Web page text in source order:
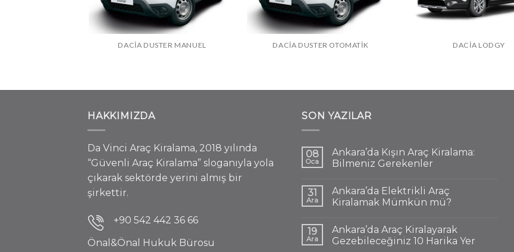
DACIA DUSTER MANUEL DACIA DUSTER OTOMATIK DACIA LODGY
HAKKIMIZDA
Da Vinci Araç Kiralama, 2018 yılında
“Güvenli Araç Kiralama” sloganıyla yola
çıkarak sektörde yerini almış bir
şirkettir.
+90 542 442 36 66
Önal&Önal Hukuk Bürosu
SON YAZILAR
08
Oca
Ankara’da Kışın Araç Kiralama:
Bilmeniz Gerekenler
31
Ara
Ankara’da Elektrikli Araç
Kiralamak Mümkün mü?
19
Ara
Ankara’da Araç Kiralayarak
Gezebileceğiniz 10 Harika Yer